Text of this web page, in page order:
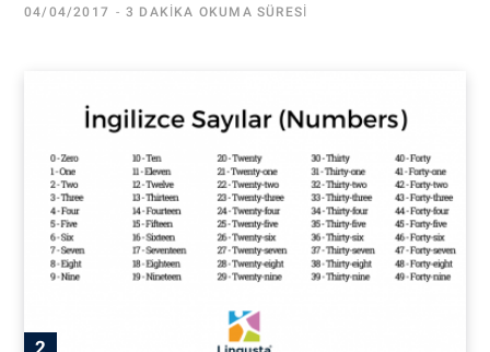
04/04/2017 3 DAKIKA OKUMA SÜRESI